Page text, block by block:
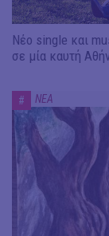
Νέο single και
σε μία καυτή
# ΝΕΑ